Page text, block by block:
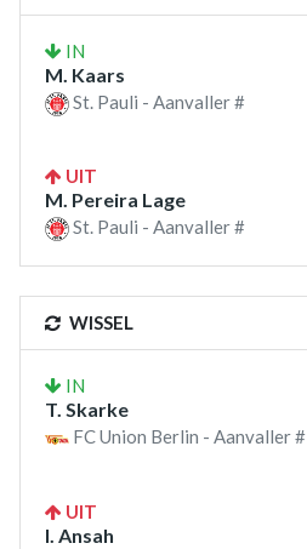
IN
M. Kaars
St. Pauli - Aanvaller #
UIT
M. Pereira Lage
St. Pauli - Aanvaller #
WISSEL
IN
T. Skarke
FC Union Berlin - Aanvaller #
UIT
I. Ansah